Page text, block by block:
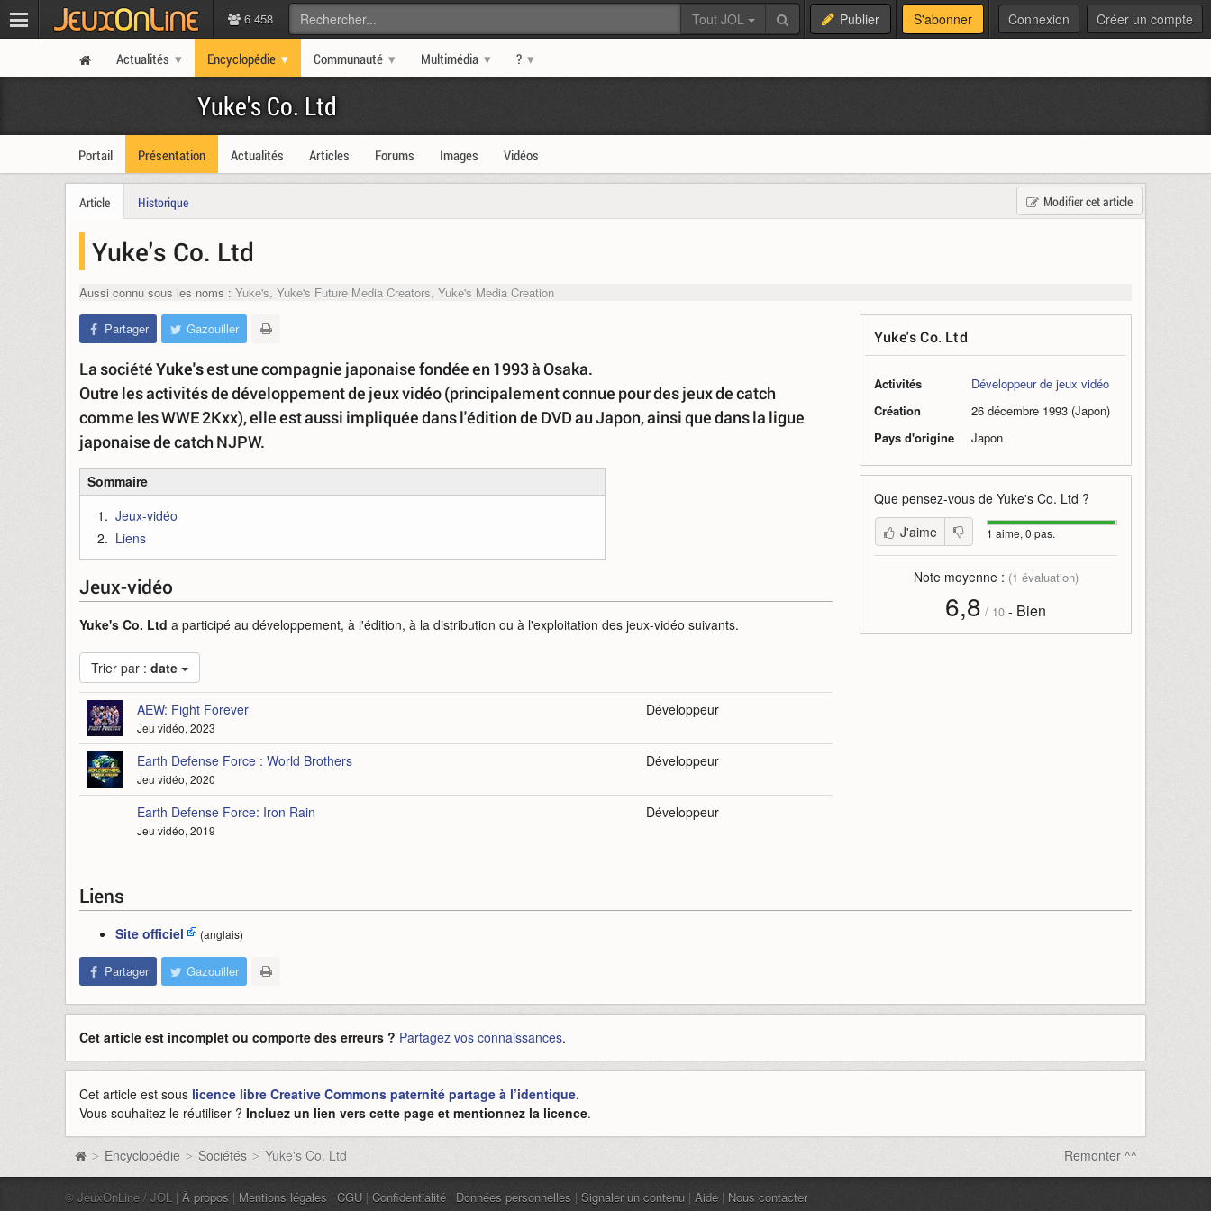
6 458 Tout JOL Publier S'abonner Connexion Créer un compte
Actualités Encyclopédie Communauté Multimédia ?
Yuke's Co. Ltd
Portail Présentation Actualités Articles Forums Images Vidéos
Modifier cet article
Article Historique
Yuke's Co. Ltd
Aussi connu sous les noms : Yuke's, Yuke's Future Media Creators, Yuke's Media Creation
Yuke's Co. Ltd
Activités
Développeur de jeux vidéo
Création
26 décembre 1993 (Japon)
Pays d'origine
Japon
Que pensez-vous de Yuke's Co. Ltd ?
1 aime, 0 pas.
J'aime
Note moyenne : (1 évaluation)
6,8 / 10 - Bien
Partager Gazouiller
La sociétéYuke'sest une compagnie japonaise fondée en 1993 à Osaka.
Outre les activités de développement de jeux vidéo (principalement connue pour des jeux de catch
comme les WWE 2Kxx), elle est aussi impliquée dans l'édition de DVD au Japon, ainsi que dans la ligue
japonaise de catch NJPW.
Sommaire
Jeux-vidéo
Liens
Jeux-vidéo
Yuke's Co. Ltd a participé au développement, à l'édition, à la distribution ou à l'exploitation des jeux-vidéo suivants.
Trier par : date
AEW: Fight Forever
Jeu vidéo, 2023
Développeur
Earth Defense Force : World Brothers
Jeu vidéo, 2020
Développeur
Earth Defense Force: Iron Rain
Jeu vidéo, 2019
Développeur
Liens
Site officiel (anglais)
Partager Gazouiller
Cet article est incomplet ou comporte des erreurs ? Partagez vos connaissances.
Cet article est sous licence libre Creative Commons paternité partage à l’identique.
Vous souhaitez le réutiliser ? Incluez un lien vers cette page et mentionnez la licence.
Remonter ^^
> Encyclopédie > Sociétés > Yuke's Co. Ltd
© JeuxOnLine / JOL | À propos | Mentions légales | CGU | Confidentialité | Données personnelles | Signaler un contenu | Aide | Nous contacter